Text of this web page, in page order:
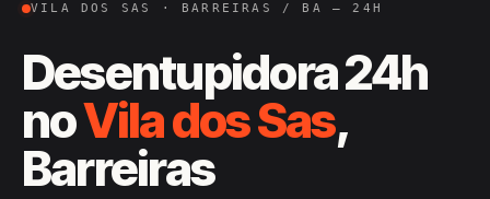
VILA DOS SAS · BARREIRAS / BA — 24H
Desentupidora 24h
noVila dos Sas,
Barreiras